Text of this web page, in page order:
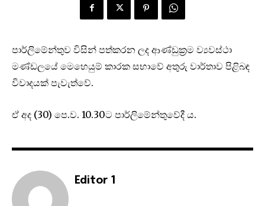
පාර්ලිමේන්තුව විසින් පත්කරන ලද ආණ්ඩුක්‍ර‍ම ව්‍යවස්ථා
මණ්ඩලයේ මෙහෙයුම් කාරක සභාවේ අතුරු වාර්තාව පිළිබඳ
විවාදයක් පැවැත්වේ.
ඒ අද (30) පෙ.ව. 10.30ට පාර්ලිමේන්තුවේදී ය.
Editor 1